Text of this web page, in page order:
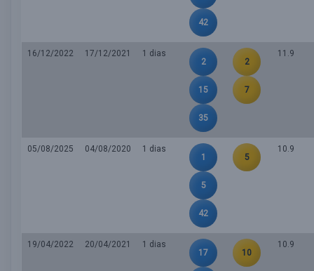
42
16/12/2022 17/12/2021
1 dias
2
15
35
2
7
11.9
05/08/2025 04/08/2020
1 dias
1
5
42
5
10.9
19/04/2022 20/04/2021
1 dias
17
10
10.9